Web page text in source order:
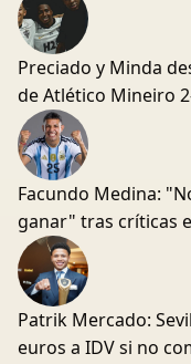
Preciado y Minda
de Atlético Mineiro
Facundo Medina:
ganar" tras críticas
Patrik Mercado:
euros a IDV si no